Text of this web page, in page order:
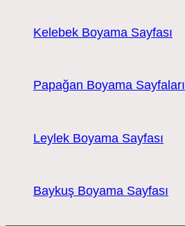
Kelebek Boyama Sayfası
Papağan Boyama Sayfaları
Leylek Boyama Sayfası
Baykuş Boyama Sayfası